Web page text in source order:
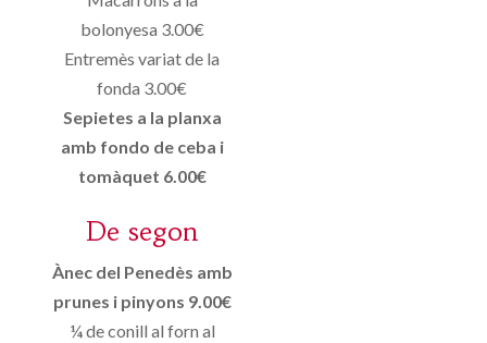
bolonyesa 3.00€
Entremès variat de la
fonda 3.00€
Sepietes a la planxa
amb fondo de ceba i
tomàquet 6.00€
De segon
Ànec del Penedès amb
prunes i pinyons 9.00€
¼ de conill al forn al